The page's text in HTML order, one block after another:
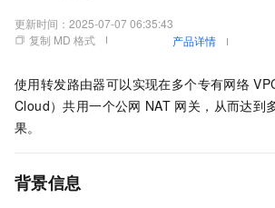
更新时间： 2025-07-07 06:35:43
复制 MD 格式
产品详情
使用转发路由器可以实现在多个专有网络
Cloud）共用一个公网 NAT 网关，从而达到
果。
背景信息